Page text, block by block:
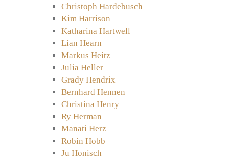
Christoph Hardebusch
Kim Harrison
Katharina Hartwell
Lian Hearn
Markus Heitz
Julia Heller
Grady Hendrix
Bernhard Hennen
Christina Henry
Ry Herman
Manati Herz
Robin Hobb
Ju Honisch